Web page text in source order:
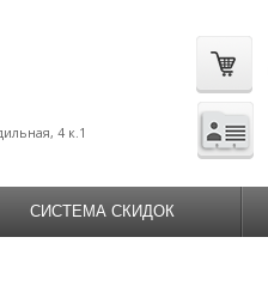
4 к.1
СИСТЕМА СКИДОК